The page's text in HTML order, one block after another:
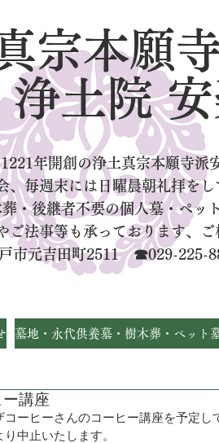
宗本願
浄土院
年開創の浄土真宗本願寺派
、毎週末には日曜晨朝礼拝をし
・後継者不要の個人墓・ペッ
ご法事等も承っております、ご
戸市元吉田町2511 ☎029-225-
墓地・永代供養墓・樹木葬・ペット
講座
ーヒーさんのコーヒー講座を予定し
中止いたします。